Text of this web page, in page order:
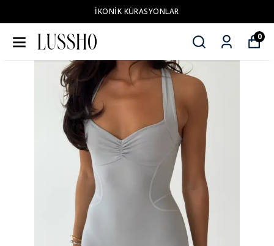
İKONİK KÜRASYONLAR
0